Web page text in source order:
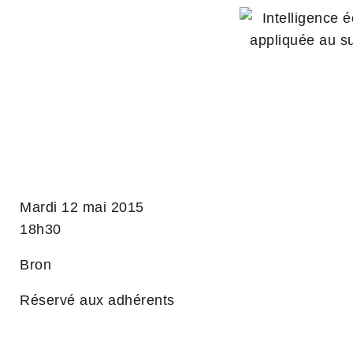
Mardi 12 mai 2015
18h30
Bron
Réservé aux adhérents